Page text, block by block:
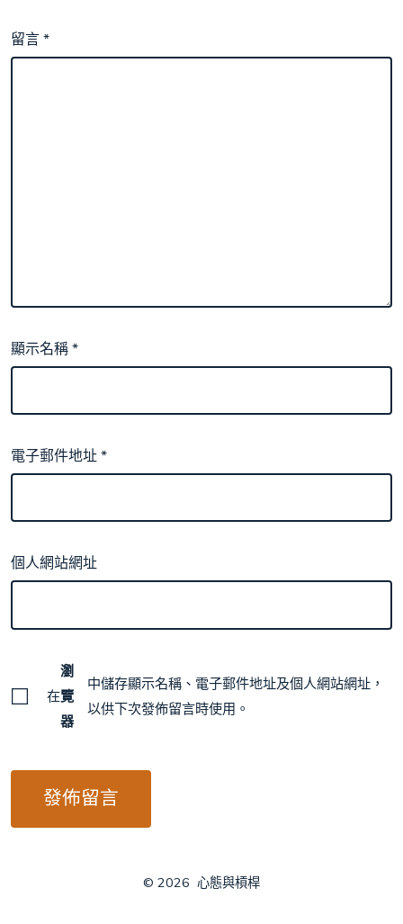
留言*
顯示名稱*
電子郵件地址*
個人網站網址
在
瀏
覽
器
中儲存顯示名稱、電子郵件地址及個人網站網址，
以供下次發佈留言時使用。
© 2026 心態與槓桿